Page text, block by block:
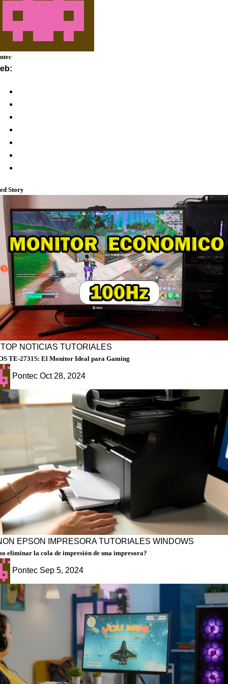
Story
NOTICIAS TUTORIALES
TE-2731S: El Monitor Ideal para Gaming
Pontec Oct 28, 2024
EPSON IMPRESORA TUTORIALES WINDOWS
eliminar la cola de impresión de una impresora?
Pontec Sep 5, 2024